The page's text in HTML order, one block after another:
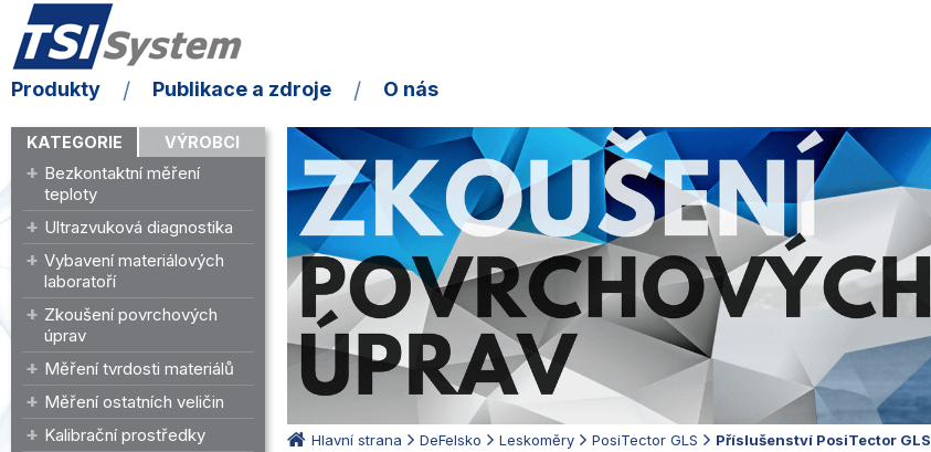
Produkty Publikace a zdroje O nás
KATEGORIE VÝROBCI
Bezkontaktní měření
teploty
Ultrazvuková diagnostika
Vybavení materiálových
laboratoří
Zkoušení povrchových
úprav
Měření tvrdosti materiálů
Měření ostatních veličin
Kalibrační prostředky
Hlavní strana DeFelsko Leskoměry PosiTector GLS Příslušenství PosiTector GLS